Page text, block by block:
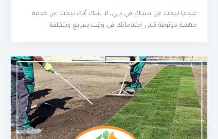
عندما تبحث عن سباك في دبي، لا شك أنك تبحث عن خدمة
مهنية موثوقة تلبي احتياجاتك في وقت سريع وبتكلفة